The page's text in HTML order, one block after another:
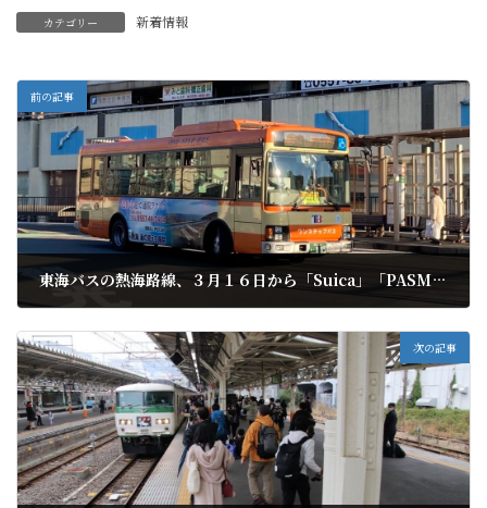
カテゴリー 新着情報
前の記事
東海バスの熱海路線、３月１６日から「Suica」「PASMO」乗降ＯＫ
次の記事